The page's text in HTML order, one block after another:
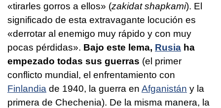
«tirarles gorros a ellos» (zakidat shapkami). El
significado de esta extravagante locución es
«derrotar al enemigo muy rápido y con muy
pocas pérdidas». Bajo este lema, Rusia ha
empezado todas sus guerras (el primer
conflicto mundial, el enfrentamiento con
Finlandia de 1940, la guerra en Afganistán y la
primera de Chechenia). De la misma manera, la